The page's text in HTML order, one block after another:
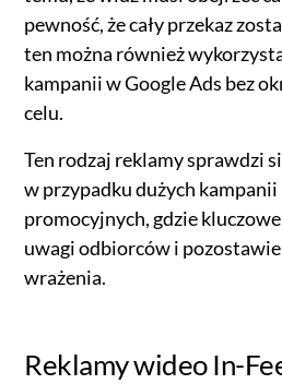
pewność, że cały przekaz
ten można również
kampanii w Google Ads bez
celu.
Ten rodzaj reklamy sprawdzi
w przypadku dużych
promocyjnych, gdzie
uwagi odbiorców i
wrażenia.
Reklamy wideo In-